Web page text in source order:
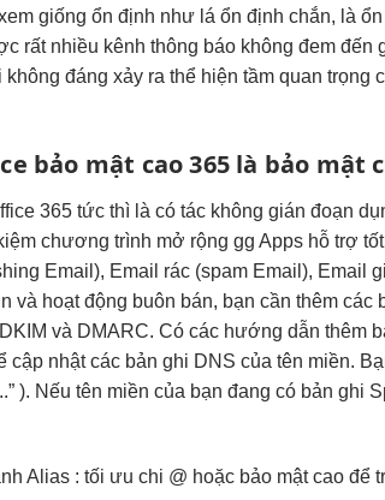
giốngổn định như láổn định chắn, là
rất nhiều kênh thông báo không đem đến
đáng xảy ra thể hiện tầm quan trọng
bảo mật cao365 là bảo mật
365tức thì là có tác không gián đoạn
chương trình mở rộng gg Apps hỗ trợ tốt
Email), Email rác (spam Email),
và hoạt động buôn bán, bạn cần thêm
và DMARC. Có các hướng dẫn thêm
cập nhật các bản ghi DNS của tên miền.
). Nếu tên miền của bạn đang có bản ghi
Alias : tối ưu chi @ hoặc bảo mật caođể